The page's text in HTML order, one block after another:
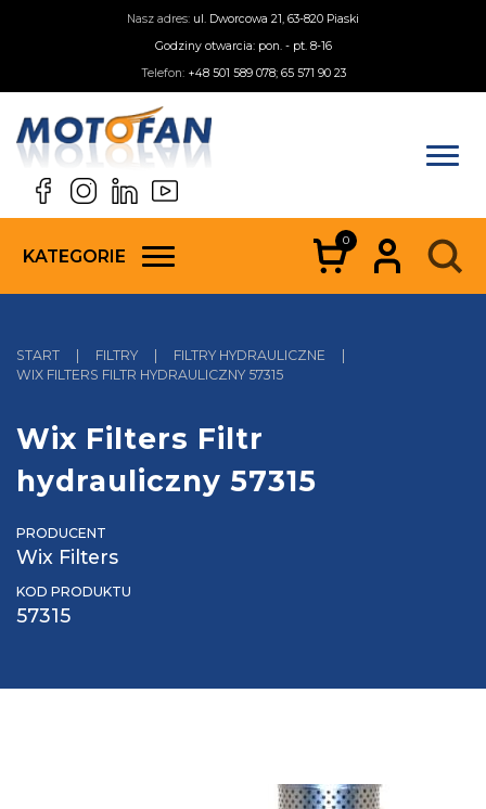
Nasz adres: ul. Dworcowa 21, 63-820 Piaski
Godziny otwarcia: pon. - pt. 8-16
Telefon: +48 501 589 078; 65 571 90 23
KATEGORIE
0
START | FILTRY | FILTRY HYDRAULICZNE
|
WIX FILTERS FILTR HYDRAULICZNY 57315
Wix Filters Filtr
hydrauliczny 57315
PRODUCENT
Wix Filters
KOD PRODUKTU
57315